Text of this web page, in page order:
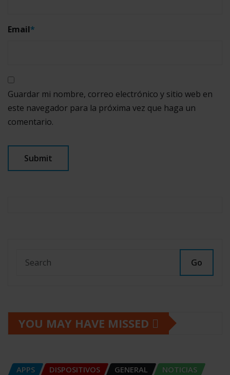
Email*
Guardar mi nombre, correo electrónico y sitio web en
este navegador para la próxima vez que haga un
comentario.
Go
YOU MAY HAVE MISSED
APPS DISPOSITIVOS GENERAL
NOTICIAS